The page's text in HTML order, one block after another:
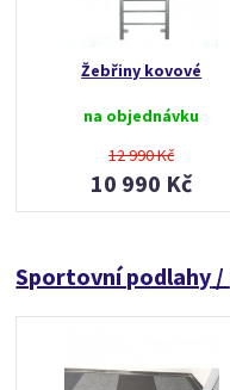
Žebřiny kovové
na objednávku
12 990 Kč
10 990 Kč
Sportovní podlahy /